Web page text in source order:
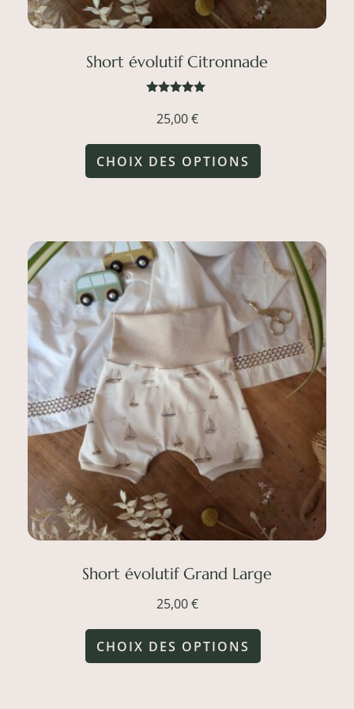
produit
Short évolutif Citronnade
5.00
sur 5
25,00€
CHOIX DES OPTIONS
plusieurs
variations.
Les
options
peuvent
être
choisies
sur
la
page
du
produit
Short évolutif Grand Large
25,00€
CHOIX DES OPTIONS